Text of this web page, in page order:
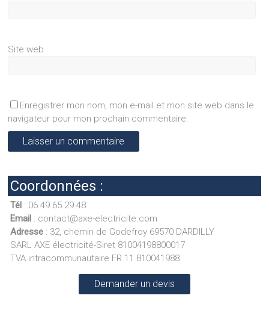
Site web
Enregistrer mon nom, mon e-mail et mon site web dans le
navigateur pour mon prochain commentaire.
Coordonnées :
Tél : 06.49.65.29.48
Email : contact@axe-electricite.com
Adresse : 32, chemin de Godefroy 69570 DARDILLY
SARL AXE électricité-Siret 81004198800017
TVA intracommunautaire FR 11 810041988
Demander un devis